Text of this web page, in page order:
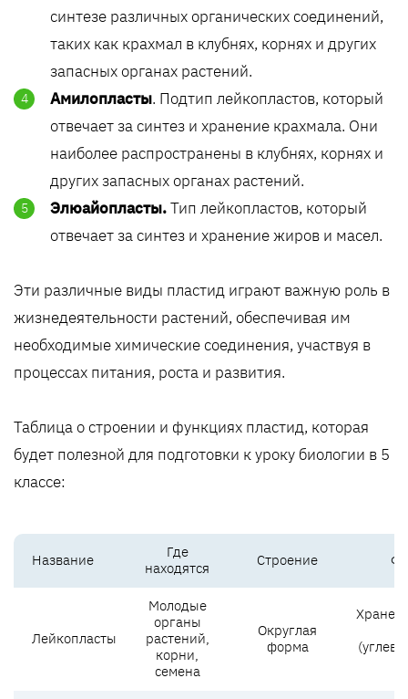
синтезе различных органических соединений,
таких как крахмал в клубнях, корнях и других
запасных органах растений.
Амилопласты. Подтип лейкопластов, который
отвечает за синтез и хранение крахмала. Они
наиболее распространены в клубнях, корнях и
других запасных органах растений.
Элюайопласты.Тип лейкопластов, который
отвечает за синтез и хранение жиров и масел.
Эти различные виды пластид играют важную роль в
жизнедеятельности растений, обеспечивая им
необходимые химические соединения, участвуя в
процессах питания, роста и развития.
Таблица о строении и функциях пластид, которая
будет полезной для подготовки к уроку биологии в 5
классе:
Название
Где
находятся
Строение
Лейкопласты
Молодые
органы
растений,
корни,
семена
Округлая
форма